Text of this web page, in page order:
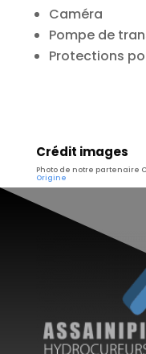
Caméra
Pompe de
Protections
Crédit images
Photo de notre partenaire
Origine